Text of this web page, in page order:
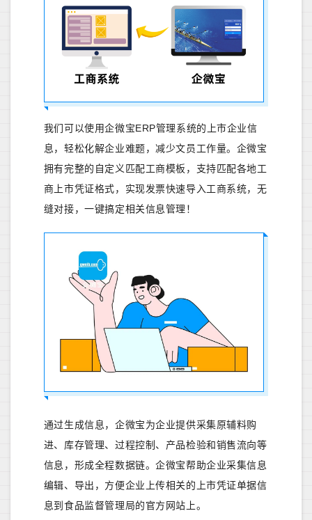
我们可以使用企微宝ERP管理系统的上市企业信
息，轻松化解企业难题，减少文员工作量。企微宝
拥有完整的自定义匹配工商模板，支持匹配各地工
商上市凭证格式，实现发票快速导入工商系统，无
缝对接，一键搞定相关信息管理！
通过生成信息，企微宝为企业提供采集原辅料购
进、库存管理、过程控制、产品检验和销售流向等
信息，形成全程数据链。企微宝帮助企业采集信息
编辑、导出，方便企业上传相关的上市凭证单据信
息到食品监督管理局的官方网站上。